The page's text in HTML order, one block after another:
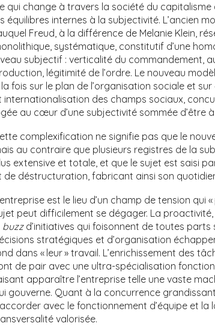
qui change à travers la société du
équilibres internes à la subjectivité. L’ancien
Freud, à la différence de Melanie Klein,
systématique, constitutif d’une
subjectif : verticalité du commandement,
légitimité de l’ordre. Le nouveau
fois sur le plan de l’organisation sociale et
internationalisation des champs sociaux,
au cœur d’une subjectivité sommée d’être
complexification ne signifie pas que le
au contraire que plusieurs registres de la
extensive et totale, et que le sujet est saisi
de déstructuration, fabricant ainsi son
est le lieu d’un champ de tension qui
peut difficilement se dégager. La proactivité,
buzz d’initiatives qui foisonnent de toutes
stratégiques et d’organisation
dans « leur » travail. L’enrichissement des
de pair avec une ultra-spécialisation
apparaître l’entreprise telle une vaste
gouverne. Quant à la concurrence
avec le fonctionnement d’équipe et la
valorisée.